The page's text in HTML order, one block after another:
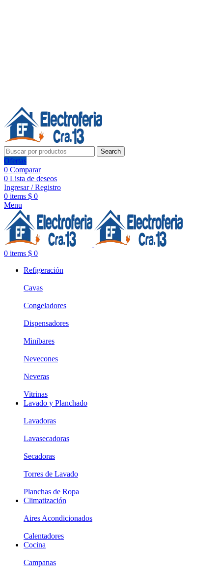
Search
Ofertas
0 Comparar
0 Lista de deseos
Ingresar / Registro
0 items $ 0
Menu
0 items $ 0
Refigeración
Cavas
Congeladores
Dispensadores
Minibares
Nevecones
Neveras
Vitrinas
Lavado y Planchado
Lavadoras
Lavasecadoras
Secadoras
Torres de Lavado
Planchas de Ropa
Climatización
Aires Acondicionados
Calentadores
Cocina
Campanas